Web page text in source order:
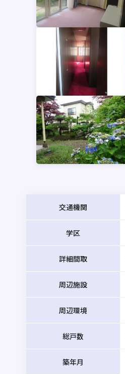
交通機関
学区
詳細間取
周辺施設
周辺環境
総戸数
築年月